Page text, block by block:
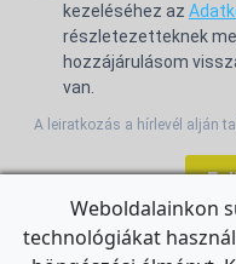
kezeléséhez az
részletezetteknek
hozzájárulásom
van.
A leiratkozás a hírlevél alján
Weboldalainkon
technológiákat